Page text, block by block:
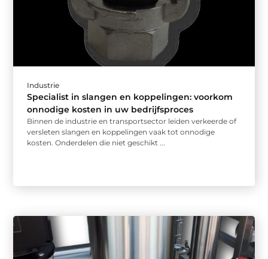
Industrie
Specialist in slangen en koppelingen: voorkom
onnodige kosten in uw bedrijfsproces
Binnen de industrie en transportsector leiden verkeerde of
versleten slangen en koppelingen vaak tot onnodige
kosten. Onderdelen die niet geschikt ...